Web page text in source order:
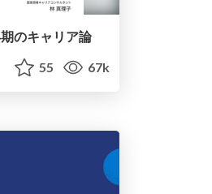
のキャリア論
55 67k